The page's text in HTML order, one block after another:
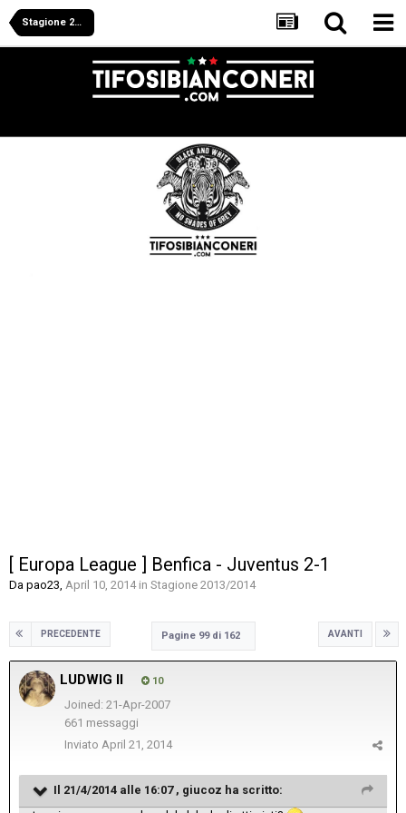
Stagione 2013/2014
[ Europa League ] Benfica - Juventus 2-1
Da pao23, April 10, 2014in Stagione 2013/2014
PRECEDENTE AVANTI
Pagine 99 di 162
LUDWIG II 10
Joined: 21-Apr-2007
661 messaggi
Inviato April 21, 2014
Il 21/4/2014 alle 16:07 , giucoz ha scritto: